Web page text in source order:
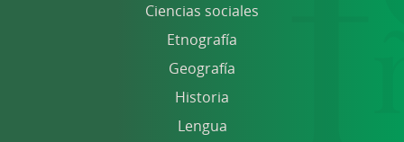
Ciencias sociales
Etnografía
Geografía
Historia
Lengua